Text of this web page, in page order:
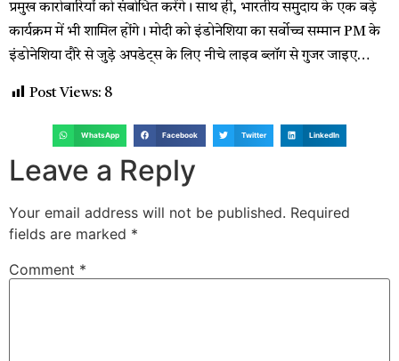
प्रमुख कारोबारियों को संबोधित करेंगे। साथ ही, भारतीय समुदाय के एक बड़े
कार्यक्रम में भी शामिल होंगे। मोदी को इंडोनेशिया का सर्वोच्च सम्मान PM के
इंडोनेशिया दौरे से जुड़े अपडेट्स के लिए नीचे लाइव ब्लॉग से गुजर जाइए…
Post Views: 8
WhatsApp Facebook Twitter LinkedIn
Leave a Reply
Your email address will not be published. Required
fields are marked *
Comment *